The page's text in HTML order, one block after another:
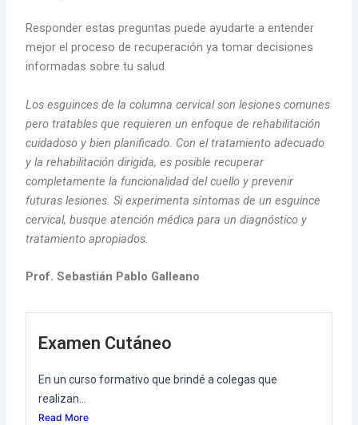
Responder estas preguntas puede ayudarte a entender
mejor el proceso de recuperación ya tomar decisiones
informadas sobre tu salud.
Los esguinces de la columna cervical son lesiones comunes
pero tratables que requieren un enfoque de rehabilitación
cuidadoso y bien planificado. Con el tratamiento adecuado
y la rehabilitación dirigida, es posible recuperar
completamente la funcionalidad del cuello y prevenir
futuras lesiones. Si experimenta síntomas de un esguince
cervical, busque atención médica para un diagnóstico y
tratamiento apropiados.
Prof. Sebastián Pablo Galleano
Examen Cutáneo
En un curso formativo que brindé a colegas que
realizan...
Read More